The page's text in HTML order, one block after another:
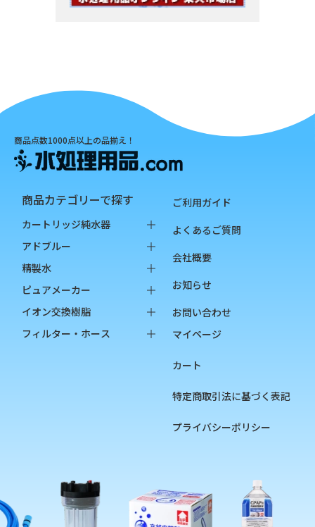
商品点数1000点以上の品揃え！
商品カテゴリーで探す
カートリッジ純水器
純水器本体
オプション品
消耗品
アドブルー
バッグインボックス
ペットボトル
精製水
バッグインボックス
ペットボトル
オプション品
ピュアメーカー
本体
カートリッジ
イオン交換樹脂
純水用イオン交換樹脂
フィルター・ホース
硬度指示薬
ご利用ガイド
よくあるご質問
会社概要
お知らせ
お問い合わせ
マイページ
カート
特定商取引法に基づく表記
プライバシーポリシー